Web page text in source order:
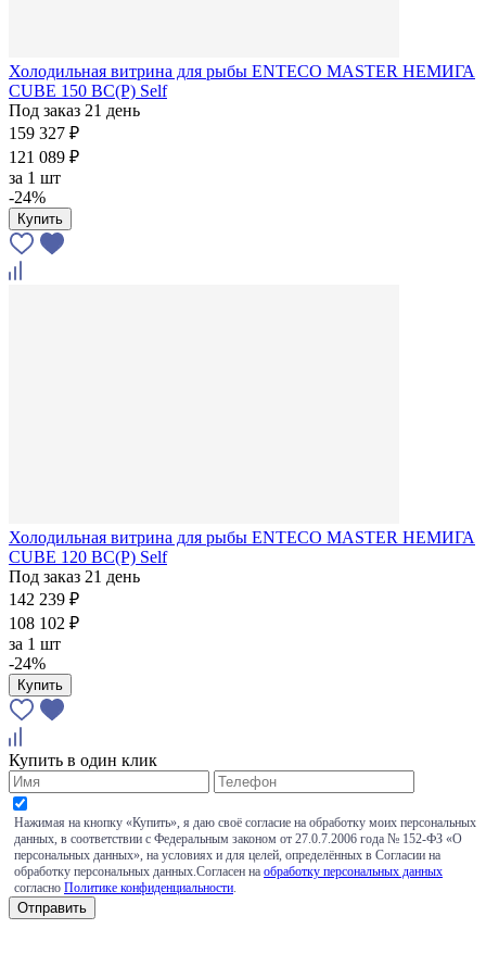
Холодильная витрина для рыбы ENTECO MASTER НЕМИГА
CUBE 150 ВС(Р) Self
Под заказ 21 день
159 327 ₽
121 089 ₽
за 1 шт
-24%
Купить
Холодильная витрина для рыбы ENTECO MASTER НЕМИГА
CUBE 120 ВС(Р) Self
Под заказ 21 день
142 239 ₽
108 102 ₽
за 1 шт
-24%
Купить
Купить в один клик
Нажимая на кнопку «Купить», я даю своё согласие на обработку моих персональных
данных, в соответствии с Федеральным законом от 27.0.7.2006 года № 152-ФЗ «О
персональных данных», на условиях и для целей, определённых в Согласии на
обработку персональных данных.Согласен на обработку персональных данных
согласно Политике конфиденциальности